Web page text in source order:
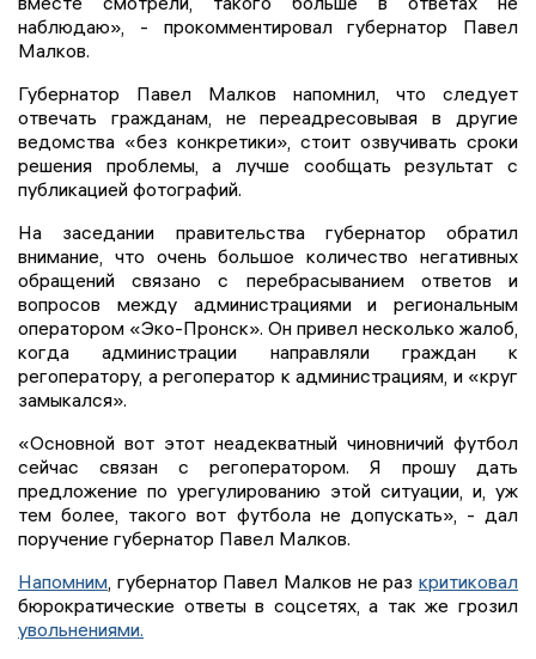
наблюдаю», - прокомментировал губернатор Павел
Малков.
Губернатор Павел Малков напомнил, что следует
отвечать гражданам, не переадресовывая в другие
ведомства «без конкретики», стоит озвучивать сроки
решения проблемы, а лучше сообщать результат с
публикацией фотографий.
На заседании правительства губернатор обратил
внимание, что очень большое количество негативных
обращений связано с перебрасыванием ответов и
вопросов между администрациями и региональным
оператором «Эко-Пронск». Он привел несколько жалоб,
когда администрации направляли граждан к
регоператору, а регоператор к администрациям, и «круг
замыкался».
«Основной вот этот неадекватный чиновничий футбол
сейчас связан с регоператором. Я прошу дать
предложение по урегулированию этой ситуации, и, уж
тем более, такого вот футбола не допускать», - дал
поручение губернатор Павел Малков.
Напомним, губернатор Павел Малков не раз критиковал
бюрократические ответы в соцсетях, а так же грозил
увольнениями.